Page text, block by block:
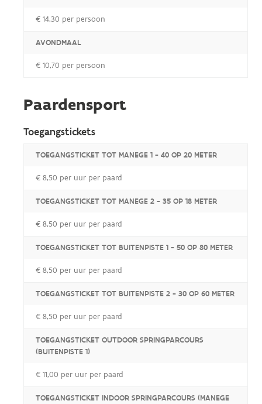
€ 14,30 per persoon
AVONDMAAL
€ 10,70 per persoon
Paardensport
Toegangstickets
TOEGANGSTICKET TOT MANEGE 1 - 40 OP 20 METER
€ 8,50 per uur per paard
TOEGANGSTICKET TOT MANEGE 2 - 35 OP 18 METER
€ 8,50 per uur per paard
TOEGANGSTICKET TOT BUITENPISTE 1 - 50 OP 80 METER
€ 8,50 per uur per paard
TOEGANGSTICKET TOT BUITENPISTE 2 - 30 OP 60 METER
€ 8,50 per uur per paard
TOEGANGSTICKET OUTDOOR SPRINGPARCOURS
(BUITENPISTE 1)
€ 11,00 per uur per paard
TOEGANGSTICKET INDOOR SPRINGPARCOURS (MANEGE